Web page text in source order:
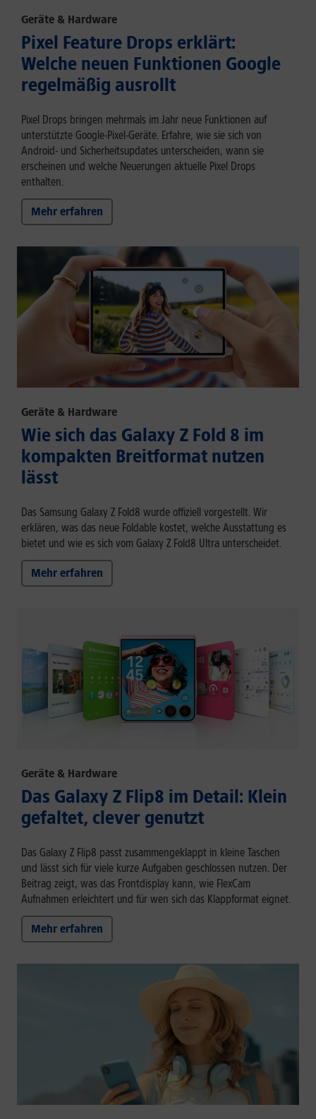
Geräte & Hardware
Pixel Feature Drops erklärt:
Welche neuen Funktionen Google
regelmäßig ausrollt
Pixel Drops bringen mehrmals im Jahr neue Funktionen auf
unterstützte Google-Pixel-Geräte. Erfahre, wie sie sich von
Android- und Sicherheitsupdates unterscheiden, wann sie
erscheinen und welche Neuerungen aktuelle Pixel Drops
enthalten.
Mehr erfahren
Geräte & Hardware
Wie sich das Galaxy Z Fold 8 im
kompakten Breitformat nutzen
lässt
Das Samsung Galaxy Z Fold8 wurde offiziell vorgestellt. Wir
erklären, was das neue Foldable kostet, welche Ausstattung es
bietet und wie es sich vom Galaxy Z Fold8 Ultra unterscheidet.
Mehr erfahren
Geräte & Hardware
Das Galaxy Z Flip8 im Detail: Klein
gefaltet, clever genutzt
Das Galaxy Z Flip8 passt zusammengeklappt in kleine Taschen
und lässt sich für viele kurze Aufgaben geschlossen nutzen. Der
Beitrag zeigt, was das Frontdisplay kann, wie FlexCam
Aufnahmen erleichtert und für wen sich das Klappformat eignet.
Mehr erfahren